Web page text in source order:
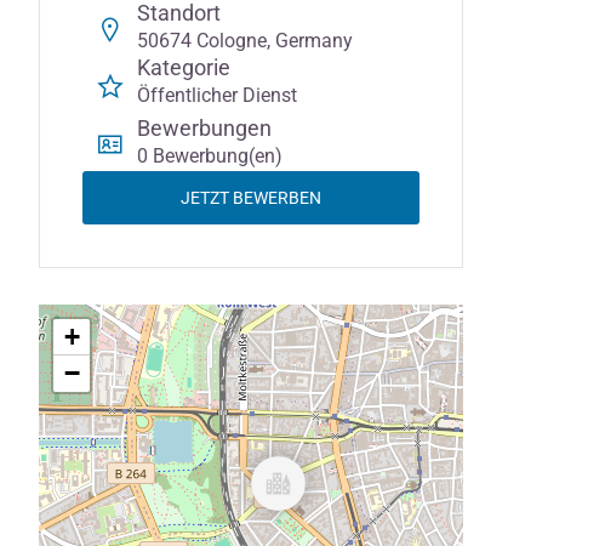
Standort
50674 Cologne, Germany
Kategorie
Öffentlicher Dienst
Bewerbungen
0 Bewerbung(en)
JETZT BEWERBEN
+
−